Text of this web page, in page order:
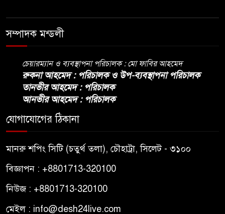
সম্পাদক মন্ডলী
চেয়ারম্যান ও ব্যবস্থাপনা পরিচালক : মো ফাবির আহমেদ
রুকনা আহমেদ : পরিচালক ও উপ-ব্যবস্থাপনা পরিচালক
তানভীর আহমেদ : পরিচালক
আনভীর আহমেদ : পরিচালক
যোগাযোগের ঠিকানা
মানরু শপিং সিটি (চতুর্থ তলা), চৌহাট্রা, সিলেট - ৩১০০
বিজ্ঞাপন : +8801713-320100
নিউজ : +8801713-320100
মেইল : info@desh24live.com